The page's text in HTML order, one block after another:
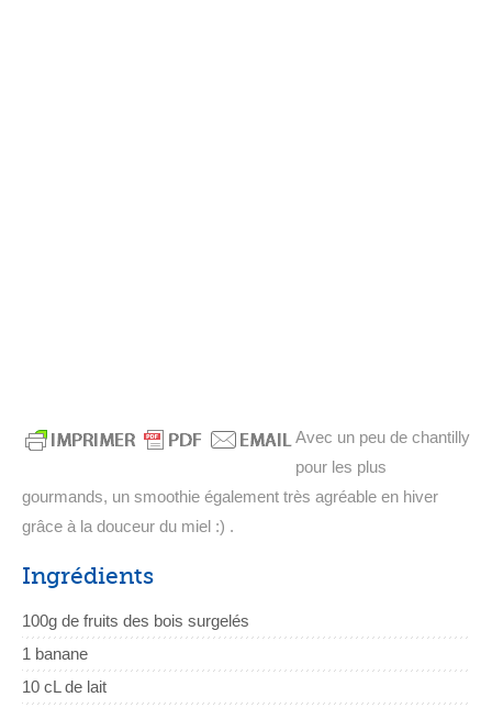
Avec un peu de chantilly
pour les plus
gourmands, un smoothie également très agréable en hiver
grâce à la douceur du miel :) .
Ingrédients
100g de fruits des bois surgelés
1 banane
10 cL de lait